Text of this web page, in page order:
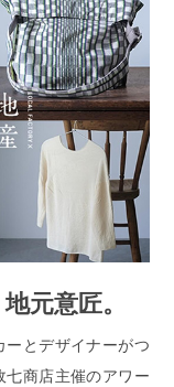
元意匠。
ーとデザイナーがつ
七商店主催のアワー